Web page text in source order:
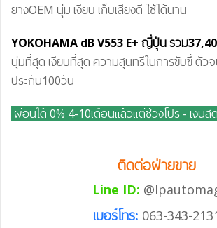
ยางOEM นุ่ม เงียบ เก็บเสียงดี ใช้ได้นาน
YOKOHAMA dB V553 E+ ญี่ปุ่น รวม37,4
นุ่มที่สุด เงียบที่สุด ความสุนทรีในการขับขี่ ตัว
ประกัน100วัน
ผ่อนได้ 0% 4-10เดือนแล้วแต่ช่วงโปร - เงิน
ติดต่อฝ่ายขาย
Line ID:
เบอร์โทร: 063-343-